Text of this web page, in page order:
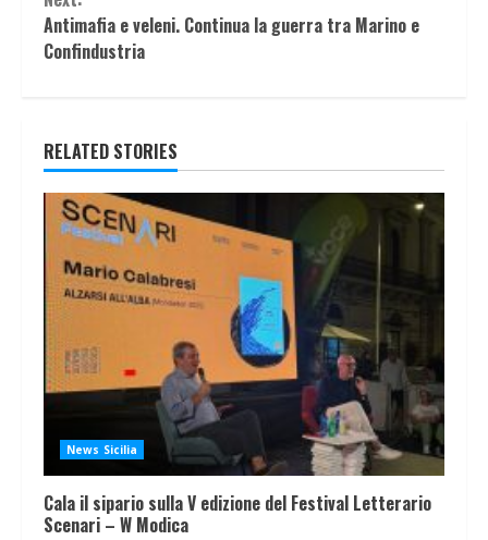
Antimafia e veleni. Continua la guerra tra Marino e
Confindustria
RELATED STORIES
News Sicilia
Cala il sipario sulla V edizione del Festival Letterario
Scenari – W Modica